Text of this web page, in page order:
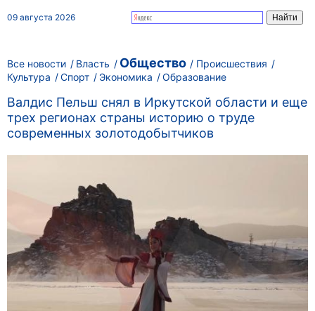
09 августа 2026
Все новости Власть Общество
Происшествия
Культура
Спорт Экономика Образование
Валдис Пельш снял в Иркутской области и еще
трех регионах страны историю о труде
современных золотодобытчиков